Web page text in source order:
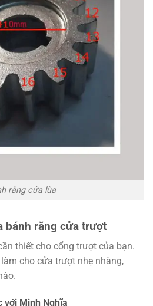
răng cửa lùa
bánh răng cửa trượt
thiết cho cổng trượt của bạn.
cho cửa trượt nhẹ nhàng,
với Minh Nghĩa